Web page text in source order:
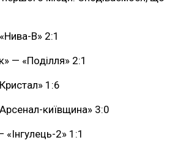
В» 2:1
— «Поділля» 2:1
1:6
київщина» 3:0
2» 1:1